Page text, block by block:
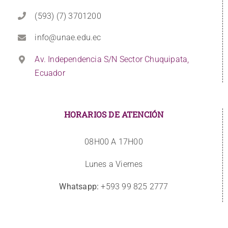
(593) (7) 3701200
info@unae.edu.ec
Av. Independencia S/N Sector Chuquipata,
Ecuador
HORARIOS DE ATENCIÓN
08H00 A 17H00
Lunes a Viernes
Whatsapp: +593 99 825 2777